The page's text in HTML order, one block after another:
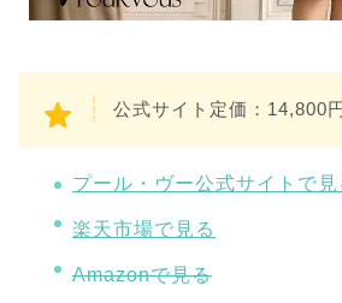
公式サイト定価：14,800
プール・ヴー公式サイトで見
楽天市場で見る
Amazonで見る